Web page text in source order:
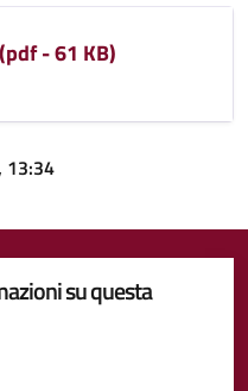
- 61 KB)
13:34
su questa